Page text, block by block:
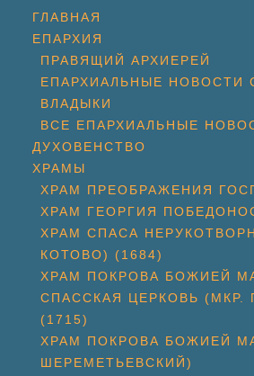
ГЛАВНАЯ
ЕПАРХИЯ
ПРАВЯЩИЙ АРХИЕРЕЙ
ЕПАРХИАЛЬНЫЕ НОВОСТИ
ВЛАДЫКИ
ВСЕ ЕПАРХИАЛЬНЫЕ
ДУХОВЕНСТВО
ХРАМЫ
ХРАМ ПРЕОБРАЖЕНИЯ
ХРАМ ГЕОРГИЯ
ХРАМ СПАСА
КОТОВО) (1684)
ХРАМ ПОКРОВА БОЖИЕЙ
СПАССКАЯ ЦЕРКОВЬ (МКР.
(1715)
ХРАМ ПОКРОВА БОЖИЕЙ
ШЕРЕМЕТЬЕВСКИЙ)